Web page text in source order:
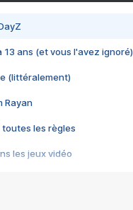
13 ans (et vous l'avez ignoré)
(littéralement)
Rayan
toutes les règles
les jeux vidéo